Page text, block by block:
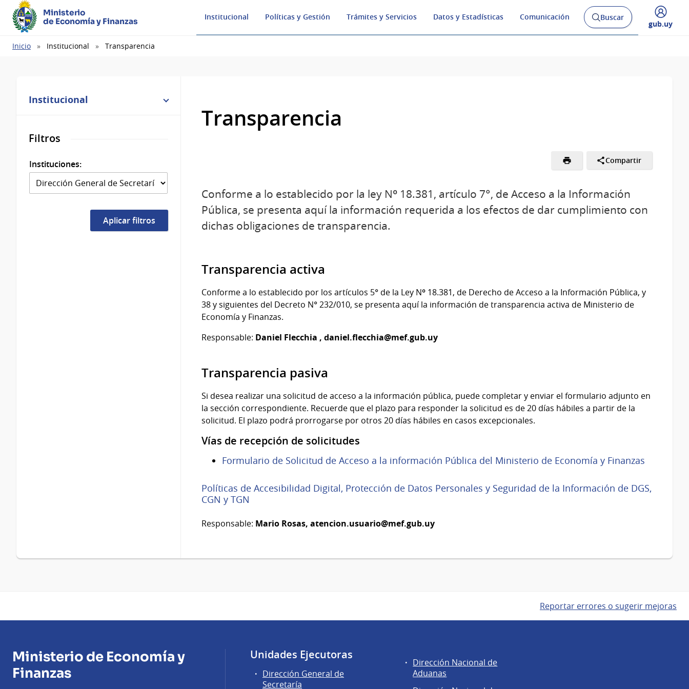
Ministerio
de Economía y Finanzas
Institucional Políticas y Gestión Trámites y Servicios Datos y Estadísticas Comunicación
Abrir
buscador
Buscar
Desplegar
gub.uy
Ruta
Inicio Institucional Transparencia
Institucional
Filtros
Instituciones:
Transparencia
Compartir
Conforme a lo establecido por la ley Nº 18.381, artículo 7°, de Acceso a la Información
Pública, se presenta aquí la información requerida a los efectos de dar cumplimiento con
dichas obligaciones de transparencia.
Transparencia activa
Conforme a lo establecido por los artículos 5° de la Ley Nº 18.381, de Derecho de Acceso a la Información Pública, y
38 y siguientes del Decreto N° 232/010, se presenta aquí la información de transparencia activa de Ministerio de
Economía y Finanzas.
Responsable: Daniel Flecchia , daniel.flecchia@mef.gub.uy
Transparencia pasiva
Si desea realizar una solicitud de acceso a la información pública, puede completar y enviar el formulario adjunto en
la sección correspondiente. Recuerde que el plazo para responder la solicitud es de 20 días hábiles a partir de la
solicitud. El plazo podrá prorrogarse por otros 20 días hábiles en casos excepcionales.
Vías de recepción de solicitudes
Formulario de Solicitud de Acceso a la información Pública del Ministerio de Economía y Finanzas
Políticas de Accesibilidad Digital, Protección de Datos Personales y Seguridad de la Información de DGS,
CGN y TGN
Responsable: Mario Rosas, atencion.usuario@mef.gub.uy
Reportar errores o sugerir mejoras
Ministerio de Economía y
Finanzas
Unidades Ejecutoras
Dirección General de
Secretaría
Áreas
de
Dirección Nacional de
Aduanas